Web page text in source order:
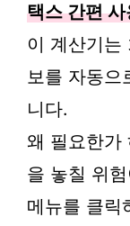
택스 간편
이 계산기는
보를 자동으
니다.
왜 필요한가
을 놓칠 위
메뉴를 클릭